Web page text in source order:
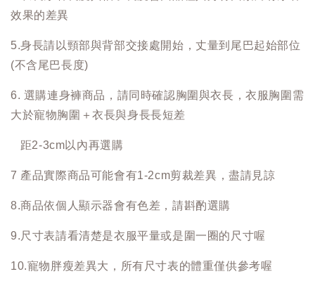
效果的差異
5.身長請以頸部與背部交接處開始，丈量到尾巴起始部位
(不含尾巴長度)
6. 選購連身褲商品，請同時確認胸圍與衣長，衣服胸圍需
大於寵物胸圍＋衣長與身長長短差
距2-3cm以內再選購
7 產品實際商品可能會有1-2cm剪裁差異，盡請見諒
8.商品依個人顯示器會有色差，請斟酌選購
9.尺寸表請看清楚是衣服平量或是圍一圈的尺寸喔
10.寵物胖瘦差異大，所有尺寸表的體重僅供參考喔